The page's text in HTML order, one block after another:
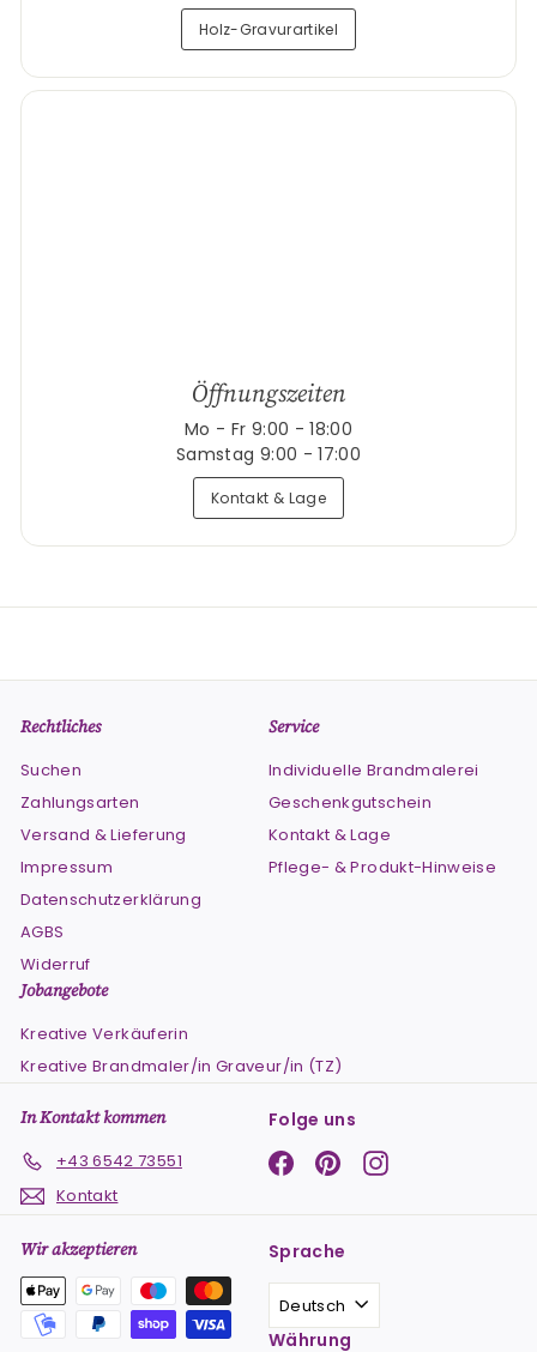
Holz-Gravurartikel
Öffnungszeiten
Mo - Fr 9:00 - 18:00
Samstag 9:00 - 17:00
Kontakt & Lage
Rechtliches
Suchen
Zahlungsarten
Versand & Lieferung
Impressum
Datenschutzerklärung
AGBS
Widerruf
Service
Individuelle Brandmalerei
Geschenkgutschein
Kontakt & Lage
Pflege- & Produkt-Hinweise
Jobangebote
Kreative Verkäuferin
Kreative Brandmaler/in Graveur/in (TZ)
In Kontakt kommen
+43 6542 73551
Kontakt
Folge uns
Facebook
PinterestInstagram
Wir akzeptieren Sprache
Deutsch
Währung